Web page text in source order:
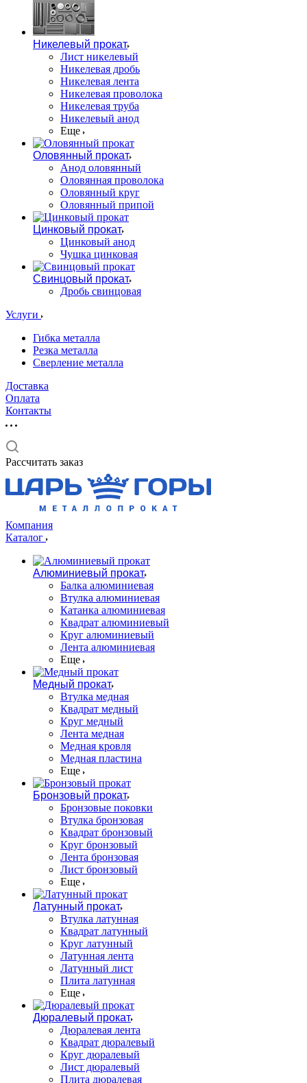
Никелевый прокат
Лист никелевый
Никелевая дробь
Никелевая лента
Никелевая проволока
Никелевая труба
Никелевый анод
Еще
Оловянный прокат
Анод оловянный
Оловянная проволока
Оловянный круг
Оловянный припой
Цинковый прокат
Цинковый анод
Чушка цинковая
Свинцовый прокат
Дробь свинцовая
Услуги
Гибка металла
Резка металла
Сверление металла
Доставка
Оплата
Контакты
Рассчитать заказ
Компания
Каталог
Алюминиевый прокат
Балка алюминиевая
Втулка алюминиевая
Катанка алюминиевая
Квадрат алюминиевый
Круг алюминиевый
Лента алюминиевая
Еще
Медный прокат
Втулка медная
Квадрат медный
Круг медный
Лента медная
Медная кровля
Медная пластина
Еще
Бронзовый прокат
Бронзовые поковки
Втулка бронзовая
Квадрат бронзовый
Круг бронзовый
Лента бронзовая
Лист бронзовый
Еще
Латунный прокат
Втулка латунная
Квадрат латунный
Круг латунный
Латунная лента
Латунный лист
Плита латунная
Еще
Дюралевый прокат
Дюралевая лента
Квадрат дюралевый
Круг дюралевый
Лист дюралевый
Плита дюралевая